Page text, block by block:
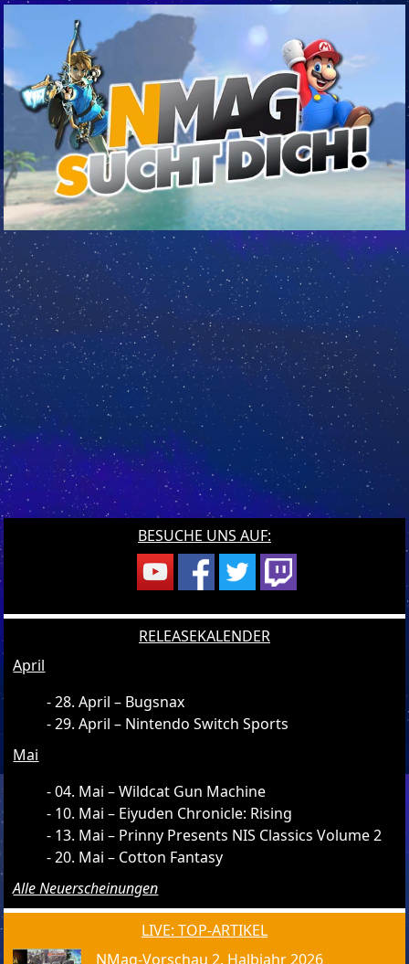
BESUCHE UNS AUF:
RELEASEKALENDER
April
28. April – Bugsnax
29. April – Nintendo Switch Sports
Mai
04. Mai – Wildcat Gun Machine
10. Mai – Eiyuden Chronicle: Rising
13. Mai – Prinny Presents NIS Classics Volume 2
20. Mai – Cotton Fantasy
Alle Neuerscheinungen
LIVE: TOP-ARTIKEL
NMag-Vorschau 2. Halbjahr 2026